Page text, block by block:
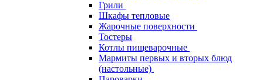
Грили
Шкафы тепловые
Жарочные поверхности
Тостеры
Котлы пищеварочные
Мармиты первых и вторых блюд
(настольные)